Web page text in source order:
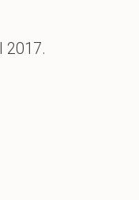
2017.